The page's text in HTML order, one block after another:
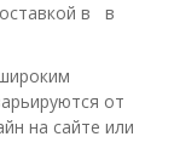
в в
от
на сайте или